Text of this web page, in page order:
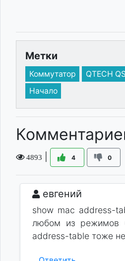
Метки
Коммутатор QTECH
Начало
4893 4 0
евгений
show mac address-
любом из режимов
address-table тоже